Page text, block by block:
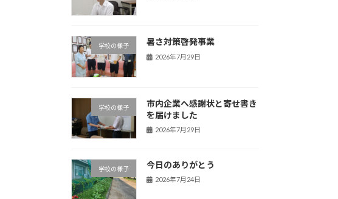
学校の様子 暑さ対策啓発事業
2026年7月29日
学校の様子
市内企業へ感謝状と寄せ書き
を届けました
2026年7月29日
学校の様子 今日のありがとう
2026年7月24日